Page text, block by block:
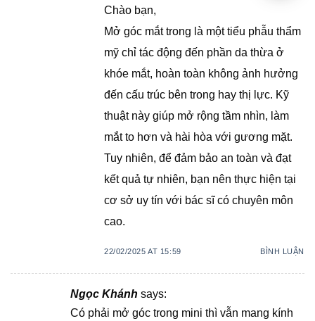
Chào bạn,
Mở góc mắt trong là một tiểu phẫu thẩm
mỹ chỉ tác động đến phần da thừa ở
khóe mắt, hoàn toàn không ảnh hưởng
đến cấu trúc bên trong hay thị lực. Kỹ
thuật này giúp mở rộng tầm nhìn, làm
mắt to hơn và hài hòa với gương mặt.
Tuy nhiên, để đảm bảo an toàn và đạt
kết quả tự nhiên, bạn nên thực hiện tại
cơ sở uy tín với bác sĩ có chuyên môn
cao.
22/02/2025 AT 15:59 BÌNH LUẬN
Ngọc Khánh says:
Có phải mở góc trong mini thì vẫn mang kính